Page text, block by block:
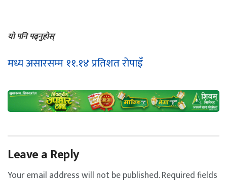
यो पनि पढ्नुहोस्
मध्य असारसम्म ११.१४ प्रतिशत रोपाइँ
Leave a Reply
Your email address will not be published.Required fields